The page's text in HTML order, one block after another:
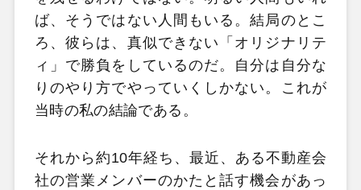
ば、そうではない人間もいる。結局のとこ
ろ、彼らは、真似できない「オリジナリテ
ィ」で勝負をしているのだ。自分は自分な
りのやり方でやっていくしかない。これが
当時の私の結論である。
それから約10年経ち、最近、ある不動産会
社の営業メンバーのかたと話す機会があっ